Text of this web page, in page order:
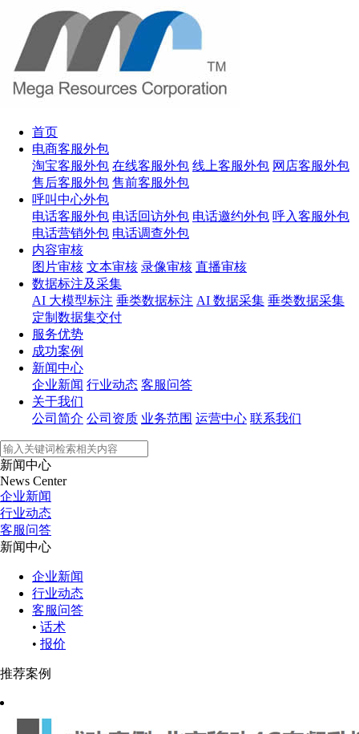
首页
电商客服外包
淘宝客服外包 在线客服外包 线上客服外包 网店客服外包
售后客服外包 售前客服外包
呼叫中心外包
电话客服外包 电话回访外包 电话邀约外包 呼入客服外包
电话营销外包 电话调查外包
内容审核
图片审核 文本审核 录像审核 直播审核
数据标注及采集
AI 大模型标注 垂类数据标注 AI 数据采集 垂类数据采集
定制数据集交付
服务优势
成功案例
新闻中心
企业新闻 行业动态 客服问答
关于我们
公司简介 公司资质 业务范围 运营中心 联系我们
新闻中心
News Center
企业新闻
行业动态
客服问答
新闻中心
企业新闻
行业动态
客服问答
• 话术
• 报价
推荐案例